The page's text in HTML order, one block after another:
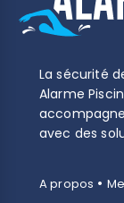
La sécurité
Alarme
avec des
A propos •